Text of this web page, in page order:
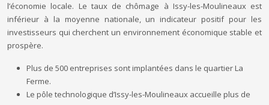
l’économie locale. Le taux de chômage à Issy-les-Moulineaux est
inférieur à la moyenne nationale, un indicateur positif pour les
investisseurs qui cherchent un environnement économique stable et
prospère.
Plus de 500 entreprises sont implantées dans le quartier La
Ferme.
Le pôle technologique d’Issy-les-Moulineaux accueille plus de